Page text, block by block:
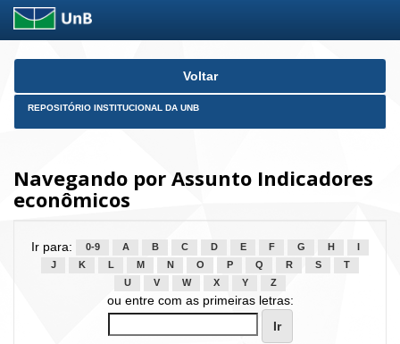
Skip
Voltar
REPOSITÓRIO INSTITUCIONAL DA UNB
Navegando por Assunto Indicadores
econômicos
Ir para: 0-9 A B C D E F G H
J
K L M N O P Q R S
T
U
V W X Y Z
ou entre com as primeiras letras: